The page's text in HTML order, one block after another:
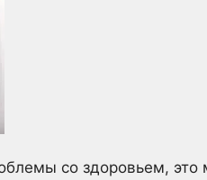
со здоровьем,